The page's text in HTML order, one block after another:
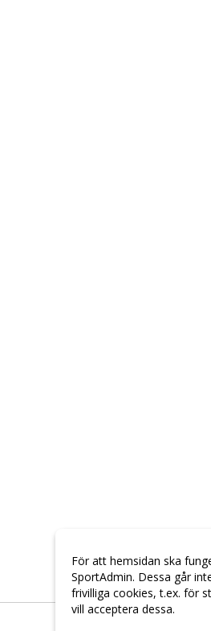
För att hemsidan ska
SportAdmin. Dessa går
frivilliga cookies, t.ex. för
vill acceptera dessa.